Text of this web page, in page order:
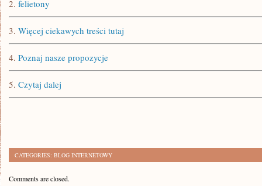
2. felietony
3. Więcej ciekawych treści tutaj
4. Poznaj nasze propozycje
5. Czytaj dalej
CATEGORIES: BLOG INTERNETOWY
Comments are closed.